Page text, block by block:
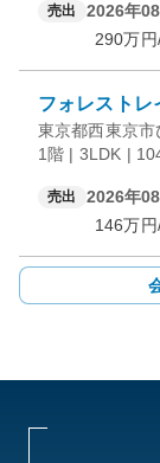
売出 2026年08
290万
フォレストレ
東京都西東京市
1階 | 3LDK |
売出 2026年08
146万